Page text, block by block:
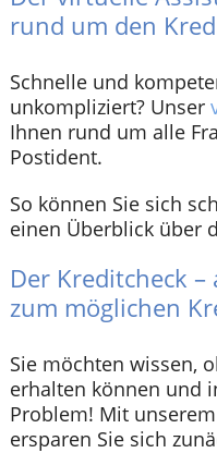
rund um den
Schnelle und
unkompliziert? Unser
Ihnen rund um alle
Postident.
So können Sie sich
einen Überblick über
Der Kreditcheck
zum möglichen
Sie möchten wissen,
erhalten können und
Problem! Mit unserem
ersparen Sie sich